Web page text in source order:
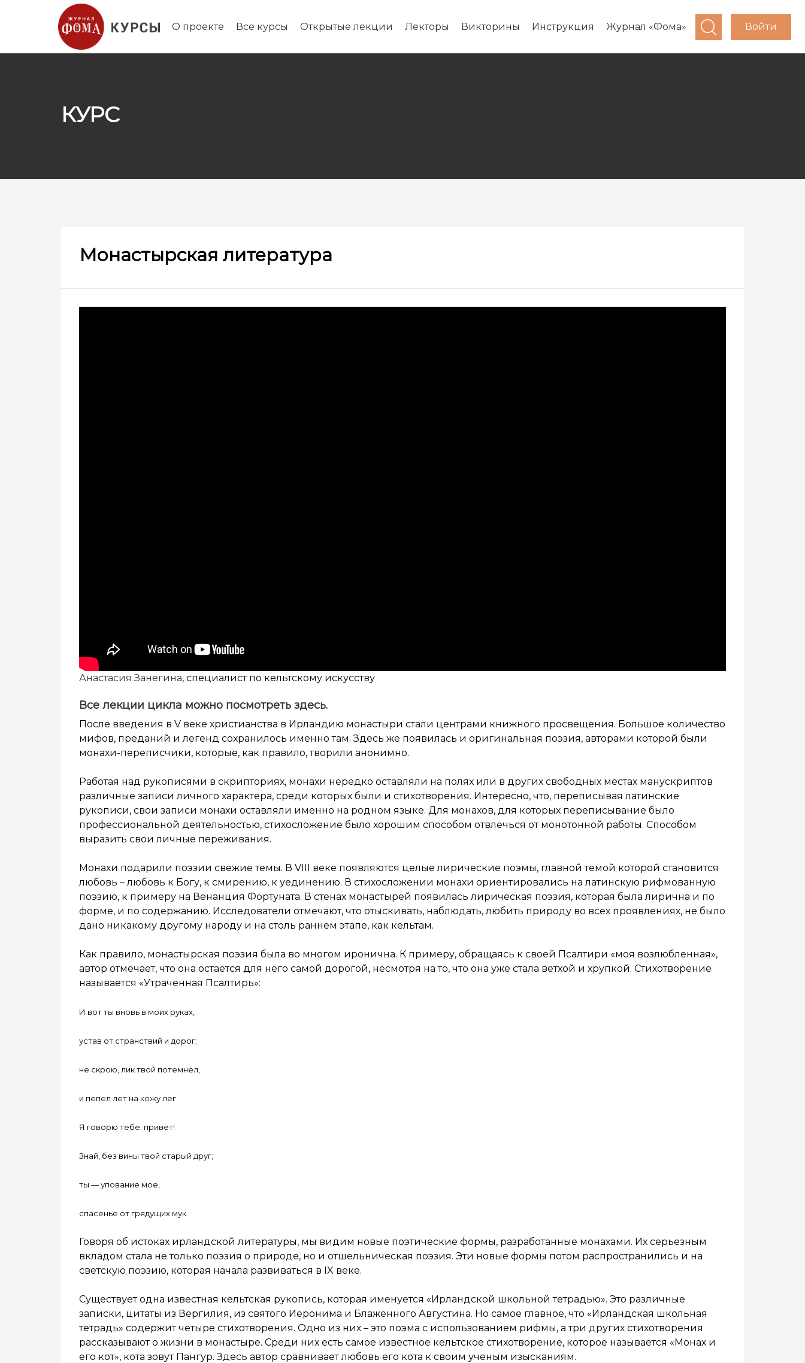
О проекте Все курсы Открытые лекции Лекторы Викторины Инструкция Журнал «Фома» Войти
КУРС
Монастырская литература
Анастасия Занегина, специалист по кельтскому искусству
Все лекции цикла можно посмотреть здесь.
После введения в V веке христианства в Ирландию монастыри стали центрами книжного просвещения. Большое количество
мифов, преданий и легенд сохранилось именно там. Здесь же появилась и оригинальная поэзия, авторами которой были
монахи-переписчики, которые, как правило, творили анонимно.
Работая над рукописями в скрипториях, монахи нередко оставляли на полях или в других свободных местах манускриптов
различные записи личного характера, среди которых были и стихотворения. Интересно, что, переписывая латинские
рукописи, свои записи монахи оставляли именно на родном языке. Для монахов, для которых переписывание было
профессиональной деятельностью, стихосложение было хорошим способом отвлечься от монотонной работы. Способом
выразить свои личные переживания.
Монахи подарили поэзии свежие темы. В VIII веке появляются целые лирические поэмы, главной темой которой становится
любовь – любовь к Богу, к смирению, к уединению. В стихосложении монахи ориентировались на латинскую рифмованную
поэзию, к примеру на Венанция Фортуната. В стенах монастырей появилась лирическая поэзия, которая была лирична и по
форме, и по содержанию. Исследователи отмечают, что отыскивать, наблюдать, любить природу во всех проявлениях, не было
дано никакому другому народу и на столь раннем этапе, как кельтам.
Как правило, монастырская поэзия была во многом иронична. К примеру, обращаясь к своей Псалтири «моя возлюбленная»,
автор отмечает, что она остается для него самой дорогой, несмотря на то, что она уже стала ветхой и хрупкой. Стихотворение
называется «Утраченная Псалтирь»:
И вот ты вновь в моих руках,
устав от странствий и дорог;
не скрою, лик твой потемнел,
и пепел лет на кожу лег.
Я говорю тебе: привет!
Знай, без вины твой старый друг;
ты — упование мое,
спасенье от грядущих мук.
Говоря об истоках ирландской литературы, мы видим новые поэтические формы, разработанные монахами. Их серьезным
вкладом стала не только поэзия о природе, но и отшельническая поэзия. Эти новые формы потом распространились и на
светскую поэзию, которая начала развиваться в IX веке.
Существует одна известная кельтская рукопись, которая именуется «Ирландской школьной тетрадью». Это различные
записки, цитаты из Вергилия, из святого Иеронима и Блаженного Августина. Но самое главное, что «Ирландская школьная
тетрадь» содержит четыре стихотворения. Одно из них – это поэма с использованием рифмы, а три других стихотворения
рассказывают о жизни в монастыре. Среди них есть самое известное кельтское стихотворение, которое называется «Монах и
его кот», кота зовут Пангур. Здесь автор сравнивает любовь его кота к своим ученым изысканиям.